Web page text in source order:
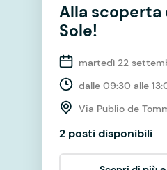
Alla scoperta
Sole!
martedì 22
dalle 09:30 alle
Via Publio de
2 posti disponibili